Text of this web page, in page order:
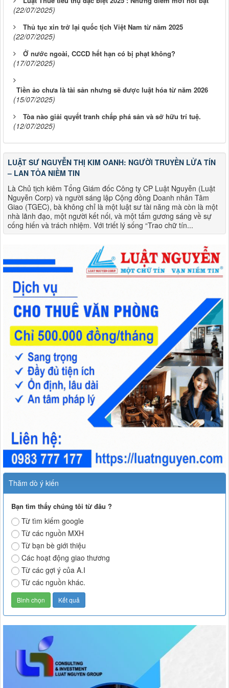
(22/07/2025)
Thủ tục xin trở lại quốc tịch Việt Nam từ năm 2025
(22/07/2025)
Ở nước ngoài, CCCD hết hạn có bị phạt không?
(17/07/2025)
Tiền ảo chưa là tài sản nhưng sẽ được luật hóa từ năm 2026
(15/07/2025)
Tòa nào giải quyết tranh chấp phá sản và sở hữu trí tuệ.
(12/07/2025)
LUẬT SƯ NGUYỄN THỊ KIM OANH: NGƯỜI TRUYỀN LỬA TÍN
– LAN TỎA NIỀM TIN
Là Chủ tịch kiêm Tổng Giám đốc Công ty CP Luật Nguyễn (Luật
Nguyễn Corp) và người sáng lập Cộng đồng Doanh nhân Tâm
Giao (TGEC), bà không chỉ là một luật sư tài năng mà còn là một
nhà lãnh đạo, một người kết nối, và một tấm gương sáng về sự
cống hiến và trách nhiệm. Với triết lý sống “Trao chữ tín...
Thăm dò ý kiến
Bạn tìm thấy chúng tôi từ đâu ?
Từ tìm kiếm google
Từ các nguồn MXH
Từ bạn bè giới thiệu
Các hoạt động giao thương
Từ các gợi ý của A.I
Từ các nguồn khác.